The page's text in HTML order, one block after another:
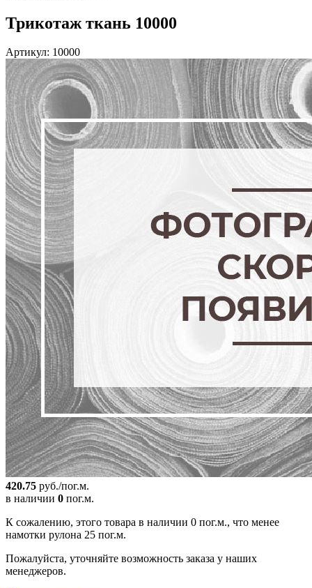
Трикотаж ткань 10000
Артикул: 10000
420.75 руб./пог.м.
в наличии 0 пог.м.
К сожалению, этого товара в наличии 0 пог.м., что менее
намотки рулона 25 пог.м.
Пожалуйста, уточняйте возможность заказа у наших
менеджеров.